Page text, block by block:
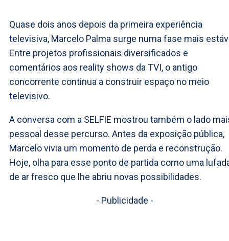
Quase dois anos depois da primeira experiência
televisiva, Marcelo Palma surge numa fase mais
Entre projetos profissionais diversificados e
comentários aos reality shows da TVI, o antigo
concorrente continua a construir espaço no meio
televisivo.
A conversa com a SELFIE mostrou também o lado
pessoal desse percurso. Antes da exposição pública,
Marcelo vivia um momento de perda e reconstrução.
Hoje, olha para esse ponto de partida como uma
de ar fresco que lhe abriu novas possibilidades.
- Publicidade -